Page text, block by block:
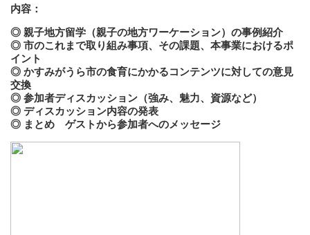
内容：
◎ 親子地方留学（親子の地方ワーケーション）の事例紹介
◎ 市のこれまで取り組み事項、その課題、本事業におけるポ
イント
◎ かすみがうら市の食育にかかるコンテンツに対しての意見
交換
◎ 参加者ディスカッション（強み、魅力、資源など）
◎ ディスカッション内容の発表
◎ まとめ ゲストから参加者へのメッセージ